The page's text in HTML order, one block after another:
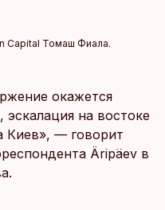
Capital Томаш Фиала.
окажется
на востоке
Киев», — говорит
Äripäev в